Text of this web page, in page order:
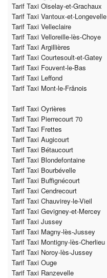
Tarif Taxi Oiselay-et-Grachaux
Tarif Taxi Vantoux-et-Longevelle
Tarif Taxi Velleclaire
Tarif Taxi Velloreille-lès-Choye
Tarif Taxi Argillières
Tarif Taxi Courtesoult-et-Gatey
Tarif Taxi Fouvent-le-Bas
Tarif Taxi Leffond
Tarif Taxi Mont-le-Frânois
Tarif Taxi Oyrières
Tarif Taxi Pierrecourt 70
Tarif Taxi Frettes
Tarif Taxi Augicourt
Tarif Taxi Bétaucourt
Tarif Taxi Blondefontaine
Tarif Taxi Bourbévelle
Tarif Taxi Buffignécourt
Tarif Taxi Cendrecourt
Tarif Taxi Chauvirey-le-Vieil
Tarif Taxi Gevigney-et-Mercey
Tarif Taxi Jussey
Tarif Taxi Magny-lès-Jussey
Tarif Taxi Montigny-lès-Cherlieu
Tarif Taxi Noroy-lès-Jussey
Tarif Taxi Ouge
Tarif Taxi Ranzevelle